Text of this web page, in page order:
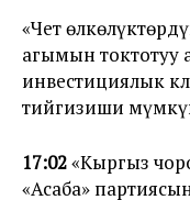
«Чет
агымын токтотуу
инвестициялык
тийгизиши
17:02«Кыргыз
«Асаба»